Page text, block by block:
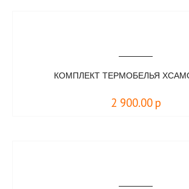
КОМПЛЕКТ ТЕРМОБЕЛЬЯ
2 900.00 р